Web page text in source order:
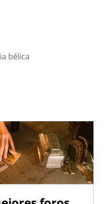
bélica